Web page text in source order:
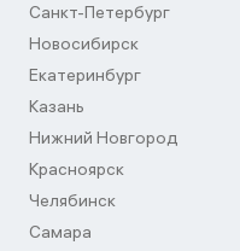
Санкт-Петербург
Новосибирск
Екатеринбург
Казань
Нижний Новгород
Красноярск
Челябинск
Самара